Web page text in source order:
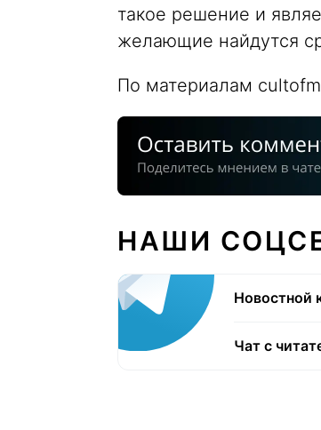
такое решение и
желающие найдутся
По материалам
НАШИ
Новостной
Чат с